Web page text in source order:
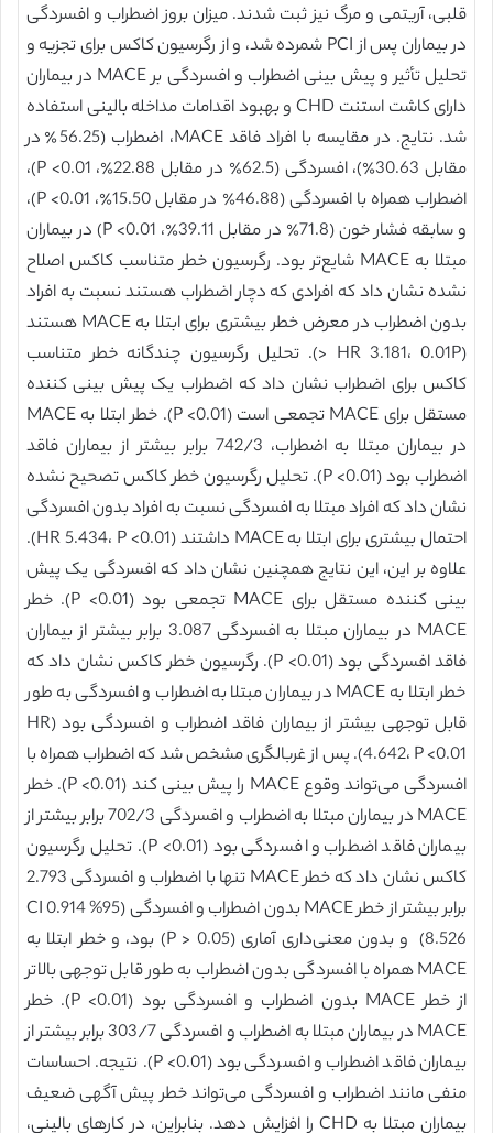
قلبی، آریتمی و مرگ نیز ثبت شدند. میزان بروز اضطراب و افسردگی
در بیماران پس از PCI شمرده شد، و از رگرسیون کاکس برای تجزیه و
تحلیل تأثیر و پیش بینی اضطراب و افسردگی بر MACE در بیماران
دارای کاشت استنت CHD و بهبود اقدامات مداخله بالینی استفاده
شد. نتایج. در مقایسه با افراد فاقد MACE، اضطراب (56.25٪ در
مقابل 30.63٪)، افسردگی (62.5٪ در مقابل 22.88٪، P <0.01)،
اضطراب همراه با افسردگی (46.88٪ در مقابل 15.50٪، P <0.01)،
و سابقه فشار خون (71.8٪ در مقابل 39.11٪، P <0.01) در بیماران
مبتلا به MACE شایع‌تر بود. رگرسیون خطر متناسب کاکس اصلاح
نشده نشان داد که افرادی که دچار اضطراب هستند نسبت به افراد
بدون اضطراب در معرض خطر بیشتری برای ابتلا به MACE هستند
(HR 3.181، 0.01P <). تحلیل رگرسیون چندگانه خطر متناسب
کاکس برای اضطراب نشان داد که اضطراب یک پیش بینی کننده
مستقل برای MACE تجمعی است (P <0.01). خطر ابتلا به MACE
در بیماران مبتلا به اضطراب، 742/3 برابر بیشتر از بیماران فاقد
اضطراب بود (P <0.01). تحلیل رگرسیون خطر کاکس تصحیح نشده
نشان داد که افراد مبتلا به افسردگی نسبت به افراد بدون افسردگی
احتمال بیشتری برای ابتلا به MACE داشتند (HR 5.434، P <0.01).
علاوه بر این، این نتایج همچنین نشان داد که افسردگی یک پیش
بینی کننده مستقل برای MACE تجمعی بود (P <0.01). خطر
MACE در بیماران مبتلا به افسردگی 3.087 برابر بیشتر از بیماران
فاقد افسردگی بود (P <0.01). رگرسیون خطر کاکس نشان داد که
خطر ابتلا به MACE در بیماران مبتلا به اضطراب و افسردگی به طور
قابل توجهی بیشتر از بیماران فاقد اضطراب و افسردگی بود (HR
4.642، P <0.01). پس از غربالگری مشخص شد که اضطراب همراه با
افسردگی می‌تواند وقوع MACE را پیش بینی کند (P <0.01). خطر
MACE در بیماران مبتلا به اضطراب و افسردگی 702/3 برابر بیشتر از
بیماران فاقد اضطراب و افسردگی بود (P <0.01). تحلیل رگرسیون
کاکس نشان داد که خطر MACE تنها با اضطراب و افسردگی 2.793
برابر بیشتر از خطر MACE بدون اضطراب و افسردگی (95% CI 0.914
8.526) و بدون معنی‌داری آماری (P > 0.05) بود، و خطر ابتلا به
MACE همراه با افسردگی بدون اضطراب به طور قابل توجهی بالاتر
از خطر MACE بدون اضطراب و افسردگی بود (P <0.01). خطر
MACE در بیماران مبتلا به اضطراب و افسردگی 303/7 برابر بیشتر از
بیماران فاقد اضطراب و افسردگی بود (P <0.01). نتیجه. احساسات
منفی مانند اضطراب و افسردگی می‌تواند خطر پیش آگهی ضعیف
بیماران مبتلا به CHD را افزایش دهد. بنابراین، در کارهای بالینی،